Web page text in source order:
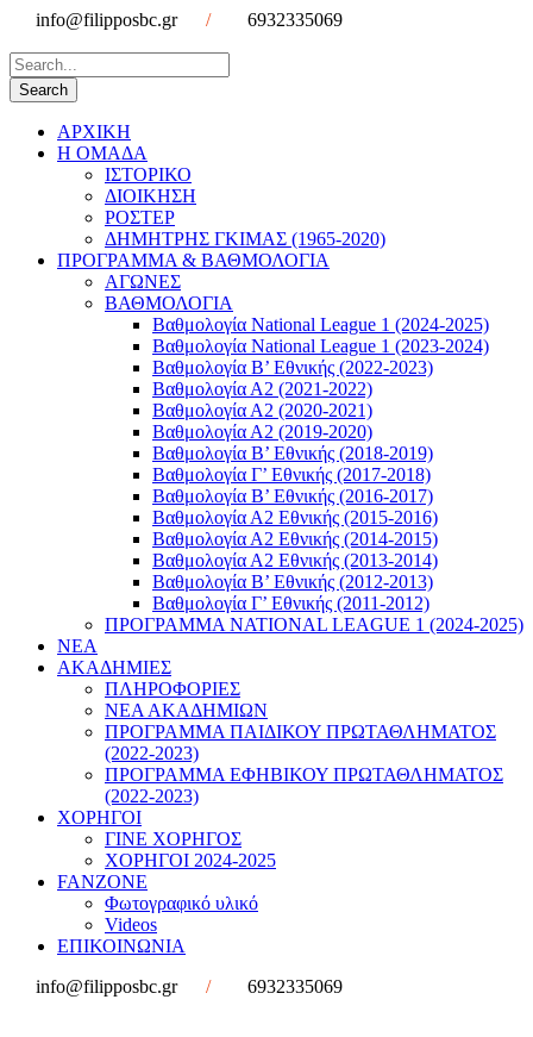
info@filipposbc.gr / 6932335069
ΑΡΧΙΚΗ
Η ΟΜΑΔΑ
ΙΣΤΟΡΙΚΟ
ΔΙΟΙΚΗΣΗ
ΡΟΣΤΕΡ
ΔΗΜΗΤΡΗΣ ΓΚΙΜΑΣ (1965-2020)
ΠΡΟΓΡΑΜΜΑ & ΒΑΘΜΟΛΟΓΙΑ
ΑΓΩΝΕΣ
ΒΑΘΜΟΛΟΓΙΑ
Βαθμολογία National League 1 (2024-2025)
Βαθμολογία National League 1 (2023-2024)
Βαθμολογία Β’ Εθνικής (2022-2023)
Βαθμολογία Α2 (2021-2022)
Βαθμολογία Α2 (2020-2021)
Βαθμολογία Α2 (2019-2020)
Βαθμολογία B’ Εθνικής (2018-2019)
Βαθμολογία Γ’ Εθνικής (2017-2018)
Βαθμολογία Β’ Εθνικής (2016-2017)
Βαθμολογία Α2 Εθνικής (2015-2016)
Βαθμολογία Α2 Εθνικής (2014-2015)
Βαθμολογία Α2 Εθνικής (2013-2014)
Βαθμολογία Β’ Εθνικής (2012-2013)
Βαθμολογία Γ’ Εθνικής (2011-2012)
ΠΡΟΓΡΑΜΜΑ NATIONAL LEAGUE 1 (2024-2025)
ΝΕΑ
ΑΚΑΔΗΜΙΕΣ
ΠΛΗΡΟΦΟΡΙΕΣ
ΝΕΑ ΑΚΑΔΗΜΙΩΝ
ΠΡΟΓΡΑΜΜΑ ΠΑΙΔΙΚΟΥ ΠΡΩΤΑΘΛΗΜΑΤΟΣ
(2022-2023)
ΠΡΟΓΡΑΜΜΑ ΕΦΗΒΙΚΟΥ ΠΡΩΤΑΘΛΗΜΑΤΟΣ
(2022-2023)
ΧΟΡΗΓΟΙ
ΓΙΝΕ ΧΟΡΗΓΟΣ
ΧΟΡΗΓΟΙ 2024-2025
FANZONE
Φωτογραφικό υλικό
Videos
ΕΠΙΚΟΙΝΩΝΙΑ
info@filipposbc.gr
/ 6932335069